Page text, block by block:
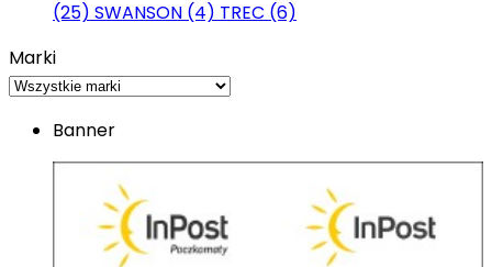
(25) SWANSON (4) TREC (6)
Marki
Banner